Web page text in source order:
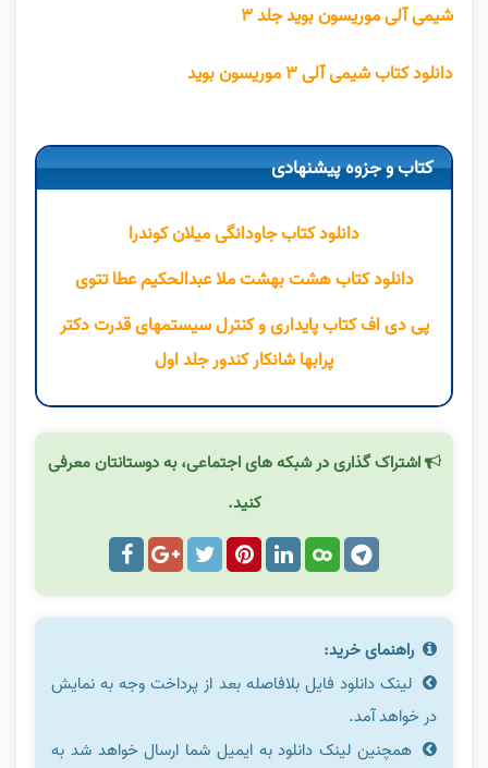
شیمی آلی موریسون بوید جلد ۳
دانلود کتاب شیمی آلی ۳ موریسون بوید
کتاب و جزوه پیشنهادی
دانلود کتاب جاودانگی میلان کوندرا
دانلود کتاب هشت بهشت ملا عبدالحکیم عطا تتوی
پی دی اف کتاب پایداری و کنترل سیستمهای قدرت دکتر
پرابها شانکار کندور جلد اول
اشتراک گذاری در شبکه های اجتماعی، به دوستانتان معرفی
کنید.
راهنمای خرید:
لینک دانلود فایل بلافاصله بعد از پرداخت وجه به نمایش
در خواهد آمد.
همچنین لینک دانلود به ایمیل شما ارسال خواهد شد به